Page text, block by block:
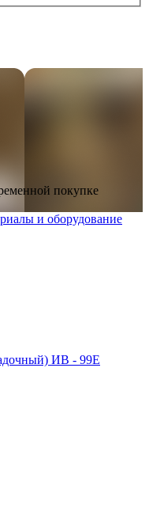
покупке
и оборудование
ИВ - 99Е